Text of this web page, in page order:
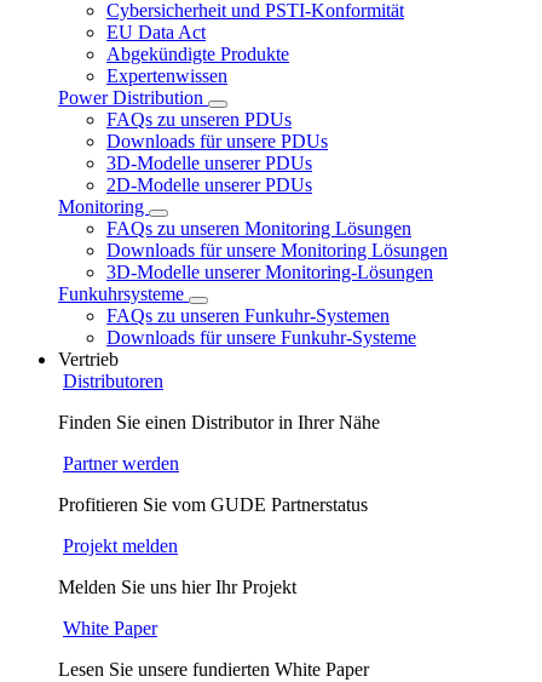
Cybersicherheit und PSTI-Konformität
EU Data Act
Abgekündigte Produkte
Expertenwissen
Power Distribution
FAQs zu unseren PDUs
Downloads für unsere PDUs
3D-Modelle unserer PDUs
2D-Modelle unserer PDUs
Monitoring
FAQs zu unseren Monitoring Lösungen
Downloads für unsere Monitoring Lösungen
3D-Modelle unserer Monitoring-Lösungen
Funkuhrsysteme
FAQs zu unseren Funkuhr-Systemen
Downloads für unsere Funkuhr-Systeme
Vertrieb
Distributoren
Finden Sie einen Distributor in Ihrer Nähe
Partner werden
Profitieren Sie vom GUDE Partnerstatus
Projekt melden
Melden Sie uns hier Ihr Projekt
White Paper
Lesen Sie unsere fundierten White Paper